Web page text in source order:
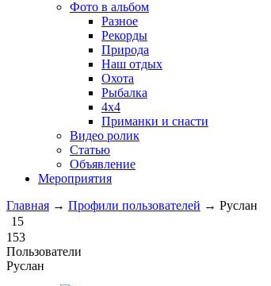
Фото в альбом
Разное
Рекорды
Природа
Наш отдых
Охота
Рыбалка
4х4
Приманки и снасти
Видео ролик
Статью
Объявление
Мероприятия
Главная → Профили пользователей → Руслан
15
153
Пользователи
Руслан